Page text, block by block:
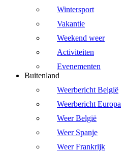
Wintersport
Vakantie
Weekend weer
Activiteiten
Evenementen
Buitenland
Weerbericht België
Weerbericht Europa
Weer België
Weer Spanje
Weer Frankrijk